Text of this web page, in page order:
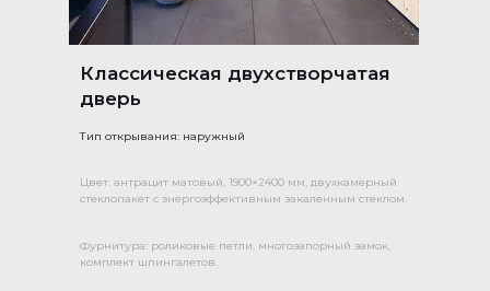
Классическая двухстворчатая
дверь
Тип открывания: наружный
Цвет: антрацит матовый, 1900×2400 мм, двухкамерный
стеклопакет с энергоэффективным закаленным стеклом.
Фурнитура: роликовые петли, многозапорный замок,
комплект шпингалетов.